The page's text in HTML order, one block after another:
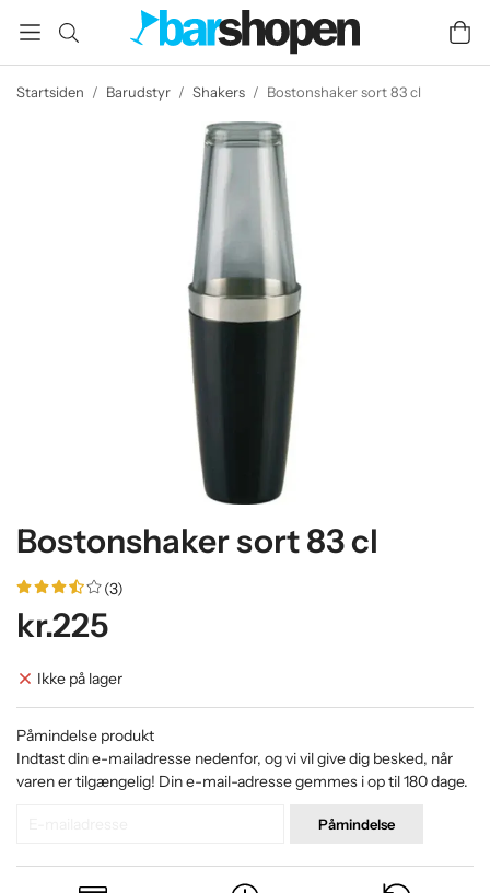
Startsiden / Barudstyr / Shakers / Bostonshaker sort 83 cl
Bostonshaker sort 83 cl
(3)
kr.225
Ikke på lager
Påmindelse produkt
Indtast din e-mailadresse nedenfor, og vi vil give dig besked, når
varen er tilgængelig! Din e-mail-adresse gemmes i op til 180 dage.
Påmindelse